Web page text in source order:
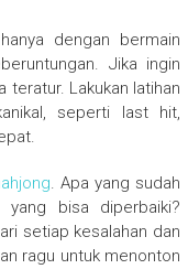
dengan bermain
Jika ingin
teratur. Lakukan latihan
seperti last hit,
. Apa yang sudah
bisa diperbaiki?
setiap kesalahan dan
ragu untuk menonton